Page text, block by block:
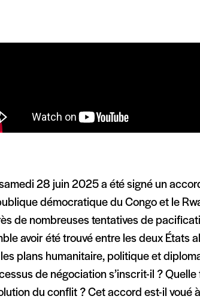
28 juin 2025 a été signé un
démocratique du Congo et le
de nombreuses tentatives de
avoir été trouvé entre les deux États
plans humanitaire, politique et
de négociation s’inscrit-il ?
du conflit ? Cet accord est-il voué